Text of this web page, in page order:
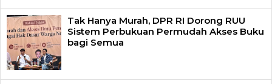
Tak Hanya Murah, DPR RI Dorong RUU
Sistem Perbukuan Permudah Akses Buku
bagi Semua